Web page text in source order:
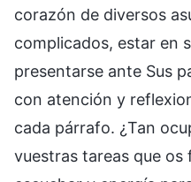
corazón de diversos
complicados, estar en
presentarse ante Sus
con atención y
cada párrafo. ¿Tan
vuestras tareas que os